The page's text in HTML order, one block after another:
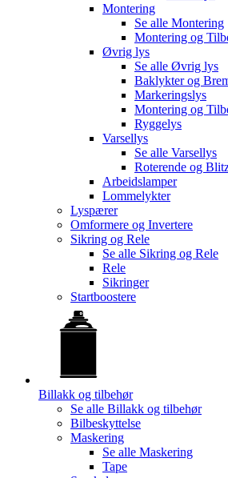
Montering
Se alle Montering
Montering og
Øvrig lys
Se alle Øvrig lys
Baklykter og
Markeringslys
Montering og
Ryggelys
Varsellys
Se alle Varsellys
Roterende og
Arbeidslamper
Lommelykter
Lyspærer
Omformere og Invertere
Sikring og Rele
Se alle Sikring og Rele
Rele
Sikringer
Startboostere
Billakk og tilbehør
Se alle Billakk og tilbehør
Bilbeskyttelse
Maskering
Se alle Maskering
Tape